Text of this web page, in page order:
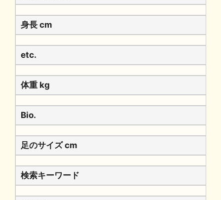
身長 cm
etc.
体重 kg
Bio.
足のサイズ cm
検索キーワード